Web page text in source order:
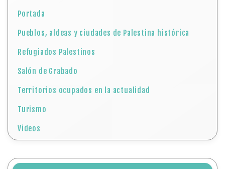
Portada
Pueblos, aldeas y ciudades de Palestina histórica
Refugiados Palestinos
Salón de Grabado
Territorios ocupados en la actualidad
Turismo
Videos